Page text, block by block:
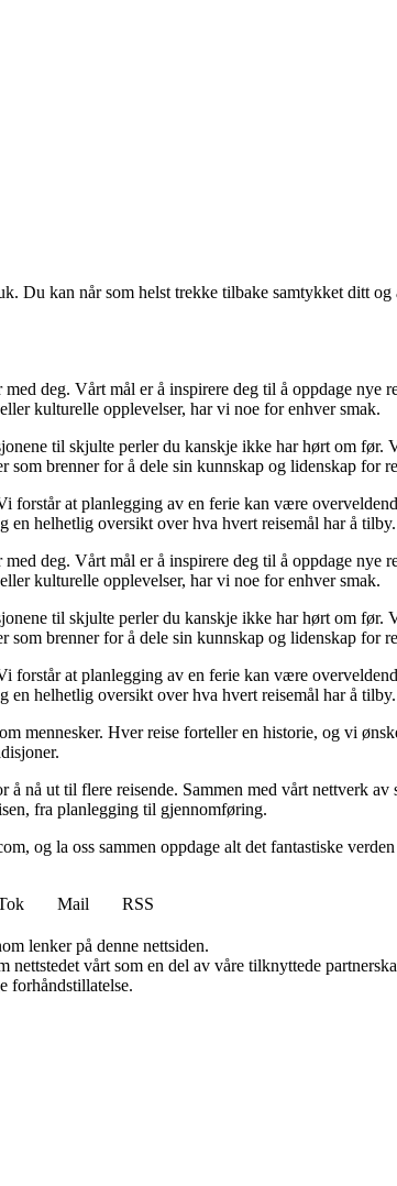
Du kan når som helst trekke tilbake samtykket ditt
deg. Vårt mål er å inspirere deg til å oppdage
kulturelle opplevelser, har vi noe for enhver smak.
til skjulte perler du kanskje ikke har hørt om før.
som brenner for å dele sin kunnskap og lidenskap for
forstår at planlegging av en ferie kan være
en helhetlig oversikt over hva hvert reisemål har å tilby.
deg. Vårt mål er å inspirere deg til å oppdage
kulturelle opplevelser, har vi noe for enhver smak.
til skjulte perler du kanskje ikke har hørt om før.
som brenner for å dele sin kunnskap og lidenskap for
forstår at planlegging av en ferie kan være
en helhetlig oversikt over hva hvert reisemål har å tilby.
mennesker. Hver reise forteller en historie, og vi
nå ut til flere reisende. Sammen med vårt nettverk
fra planlegging til gjennomføring.
og la oss sammen oppdage alt det fantastiske
Mail
RSS
lenker på denne nettsiden.
vårt som en del av våre tilknyttede
forhåndstillatelse.